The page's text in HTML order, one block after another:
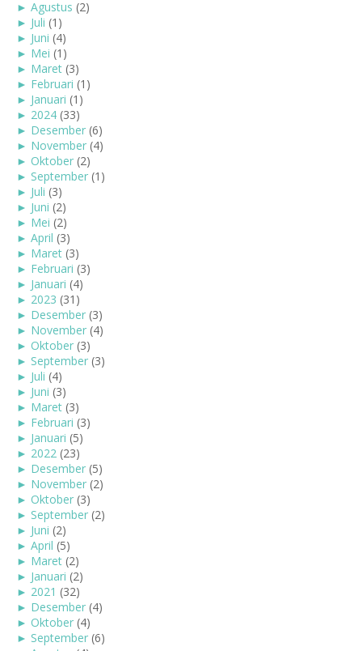
► Agustus (2)
► Juli (1)
► Juni (4)
► Mei (1)
► Maret (3)
► Februari (1)
► Januari (1)
► 2024 (33)
► Desember (6)
► November (4)
► Oktober (2)
► September (1)
► Juli (3)
► Juni (2)
► Mei (2)
► April (3)
► Maret (3)
► Februari (3)
► Januari (4)
► 2023 (31)
► Desember (3)
► November (4)
► Oktober (3)
► September (3)
► Juli (4)
► Juni (3)
► Maret (3)
► Februari (3)
► Januari (5)
► 2022 (23)
► Desember (5)
► November (2)
► Oktober (3)
► September (2)
► Juni (2)
► April (5)
► Maret (2)
► Januari (2)
► 2021 (32)
► Desember (4)
► Oktober (4)
► September (6)